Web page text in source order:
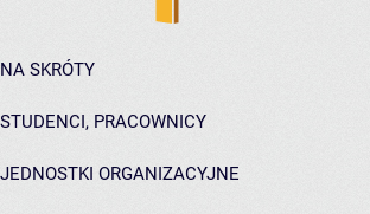
NA SKRÓTY
STUDENCI, PRACOWNICY
JEDNOSTKI ORGANIZACYJNE